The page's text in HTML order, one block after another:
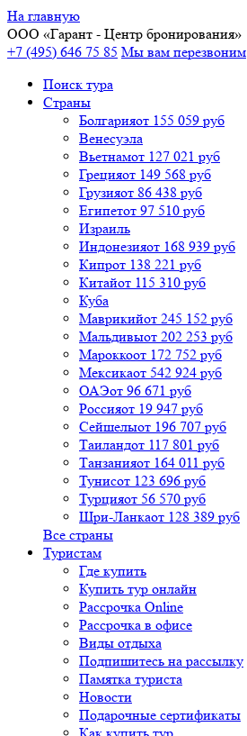
На главную
ООО «Гарант - Центр бронирования»
+7 (495) 646 75 85 Мы вам перезвоним
Поиск тура
Cтраны
Болгарияот 155 059 руб
Венесуэла
Вьетнамот 127 021 руб
Грецияот 149 568 руб
Грузияот 86 438 руб
Египетот 97 510 руб
Израиль
Индонезияот 168 939 руб
Кипрот 138 221 руб
Китайот 115 310 руб
Куба
Маврикийот 245 152 руб
Мальдивыот 202 253 руб
Мароккоот 172 752 руб
Мексикаот 542 924 руб
ОАЭот 96 671 руб
Россияот 19 947 руб
Сейшелыот 196 707 руб
Таиландот 117 801 руб
Танзанияот 164 011 руб
Тунисот 123 696 руб
Турцияот 56 570 руб
Шри-Ланкаот 128 389 руб
Все страны
Туристам
Где купить
Купить тур онлайн
Рассрочка Online
Рассрочка в офисе
Виды отдыха
Подпишитесь на рассылку
Памятка туриста
Новости
Подарочные сертификаты